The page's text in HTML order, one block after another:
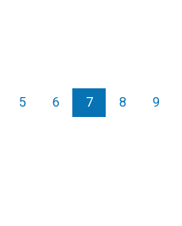
5 6 7 8 9